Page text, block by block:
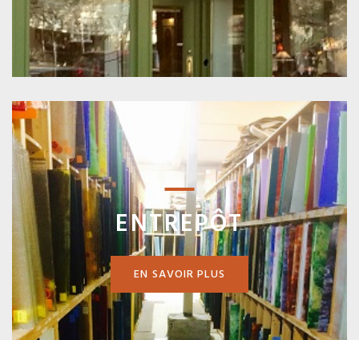
ENTREPÔT
EN SAVOIR PLUS